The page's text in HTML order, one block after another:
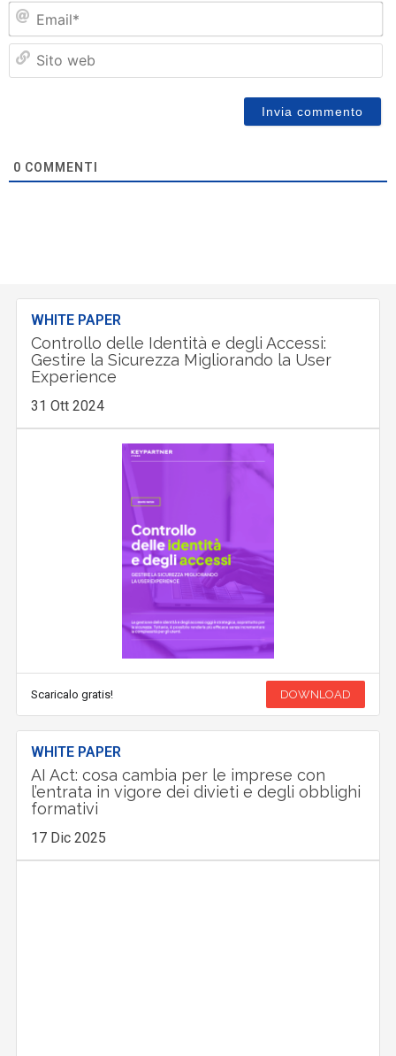
0 COMMENTI
WHITE PAPER
Controllo delle Identità e degli Accessi:
Gestire la Sicurezza Migliorando la User
Experience
31 Ott 2024
Scaricalo gratis! DOWNLOAD
WHITE PAPER
AI Act: cosa cambia per le imprese con
l’entrata in vigore dei divieti e degli obblighi
formativi
17 Dic 2025